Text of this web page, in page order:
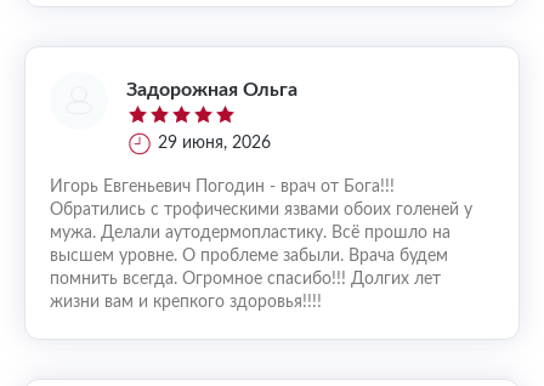
Задорожная Ольга
29 июня, 2026
Игорь Евгеньевич Погодин - врач от Бога!!!
Обратились с трофическими язвами обоих голеней у
мужа. Делали аутодермопластику. Всё прошло на
высшем уровне. О проблеме забыли. Врача будем
помнить всегда. Огромное спасибо!!! Долгих лет
жизни вам и крепкого здоровья!!!!